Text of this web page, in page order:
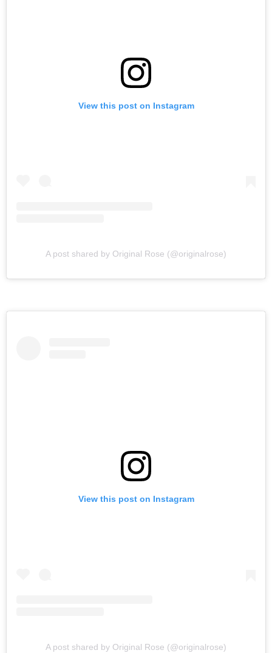
View this post on Instagram
A post shared by Original Rose (@originalrose)
View this post on Instagram
A post shared by Original Rose (@originalrose)